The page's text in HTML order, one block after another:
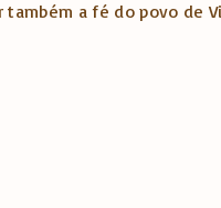
a fé do povo de